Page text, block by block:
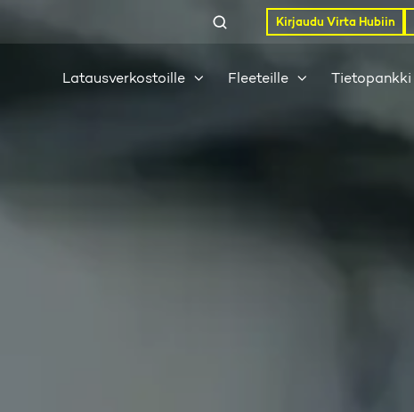
Kirjaudu Virta Hubiin
Latausverkostoille Fleeteille Tietopankki